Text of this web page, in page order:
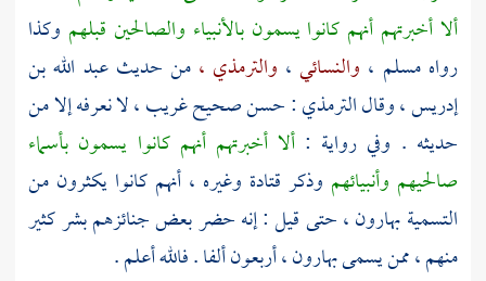
ألا أخبرتهم أنهم كانوا يسمون بالأنبياء والصالحين قبلهم وكذا
رواهمسلم ، والنسائي ، والترمذي ،من حديثعبد الله بن
إدريس، وقالالترمذي: حسن صحيح غريب ، لا نعرفه إلا من
حديثه . وفي رواية : ألا أخبرتهم أنهم كانوا يسمون بأسماء
صالحيهم وأنبيائهم وذكر قتادة وغيره ، أنهم كانوا يكثرون من
التسميةبهارون ،حتى قيل : إنه حضر بعض جنائزهم بشر كثير
منهم ، ممن يسمىبهارون ،أربعون ألفا . فالله أعلم .